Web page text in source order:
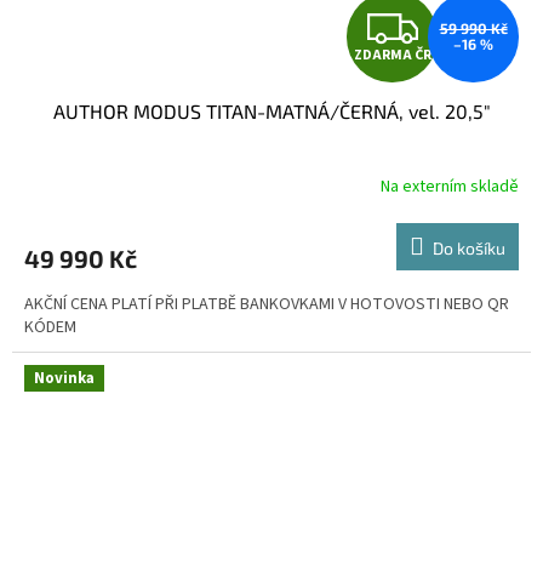
Z
D
A
R
M
A
ZDARMA ČR
59 990 Kč
–16 %
AUTHOR MODUS TITAN-MATNÁ/ČERNÁ, vel. 20,5"
Na externím skladě
49 990 Kč Do košíku
AKČNÍ CENA PLATÍ PŘI PLATBĚ BANKOVKAMI V HOTOVOSTI NEBO QR
KÓDEM
Novinka